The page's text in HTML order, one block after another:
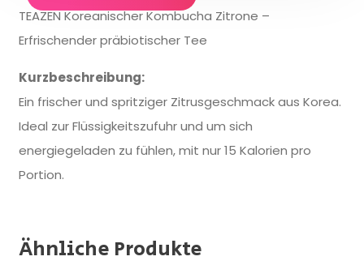
TEAZEN Koreanischer Kombucha Zitrone –
Erfrischender präbiotischer Tee
Kurzbeschreibung:
Ein frischer und spritziger Zitrusgeschmack aus Korea.
Ideal zur Flüssigkeitszufuhr und um sich
energiegeladen zu fühlen, mit nur 15 Kalorien pro
Portion.
Ähnliche Produkte